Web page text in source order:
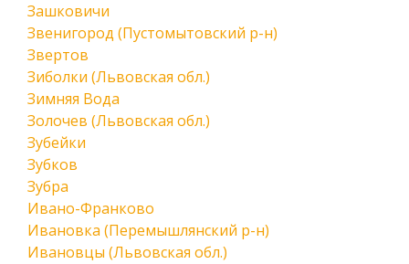
Зашковичи
Звенигород (Пустомытовский р-н)
Звертов
Зиболки (Львовская обл.)
Зимняя Вода
Золочев (Львовская обл.)
Зубейки
Зубков
Зубра
Ивано-Франково
Ивановка (Перемышлянский р-н)
Ивановцы (Львовская обл.)